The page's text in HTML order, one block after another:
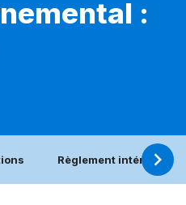
:
Règlement intérieur